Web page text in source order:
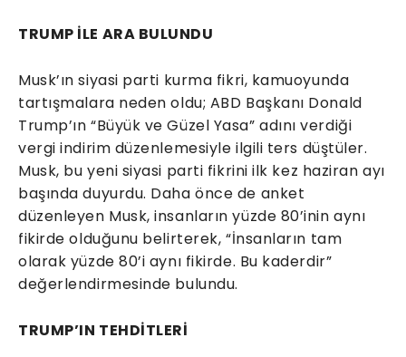
TRUMP İLE ARA BULUNDU
Musk’ın siyasi parti kurma fikri, kamuoyunda
tartışmalara neden oldu; ABD Başkanı Donald
Trump’ın “Büyük ve Güzel Yasa” adını verdiği
vergi indirim düzenlemesiyle ilgili ters düştüler.
Musk, bu yeni siyasi parti fikrini ilk kez haziran ayı
başında duyurdu. Daha önce de anket
düzenleyen Musk, insanların yüzde 80’inin aynı
fikirde olduğunu belirterek, “İnsanların tam
olarak yüzde 80’i aynı fikirde. Bu kaderdir”
değerlendirmesinde bulundu.
TRUMP’IN TEHDİTLERİ